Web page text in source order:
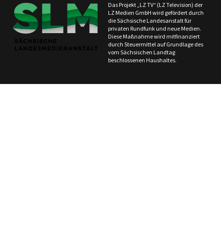
Das Projekt „LZ TV“ (LZ Television) der
LZ Medien GmbH wird gefördert durch
die Sächsische Landesanstalt für
privaten Rundfunk und neue Medien.
Diese Maßnahme wird mitfinanziert
durch Steuermittel auf Grundlage des
vom Sächsischen Landtag
beschlossenen Haushaltes.